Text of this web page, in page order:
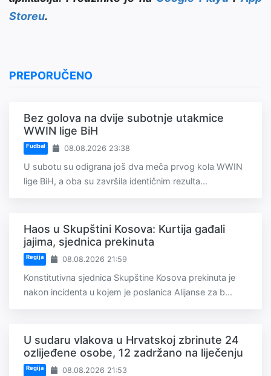
Storeu.
PREPORUČENO
Bez golova na dvije subotnje utakmice
WWIN lige BiH
Fudbal 08.08.2026 23:38
U subotu su odigrana još dva meča prvog kola WWIN
lige BiH, a oba su završila identičnim rezulta...
Haos u Skupštini Kosova: Kurtija gađali
jajima, sjednica prekinuta
Regija 08.08.2026 21:59
Konstitutivna sjednica Skupštine Kosova prekinuta je
nakon incidenta u kojem je poslanica Alijanse za b...
U sudaru vlakova u Hrvatskoj zbrinute 24
ozlijeđene osobe, 12 zadržano na liječenju
Regija 08.08.2026 21:53